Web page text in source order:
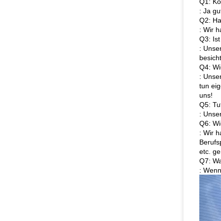
Q1:
: Ja
Q2:
: Wir
Q3:
:
Q4:
:
tun
uns!
Q5:
:
Q6:
: Wir
etc.
Q7:
: